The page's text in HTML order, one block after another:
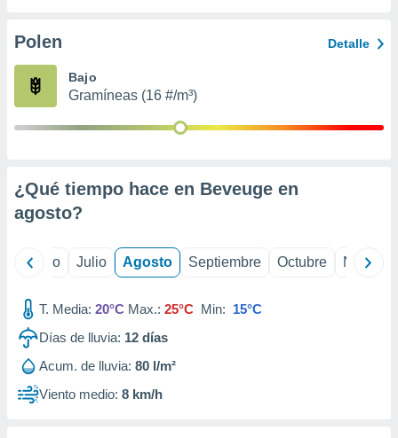
e
mediante
de
1199
Polen Detalle
Bajo
Gramíneas (16 #/m³)
¿Qué tiempo hace en Beveuge en
agosto?
Junio Julio Agosto Septiembre Octubre
T. Media: 20°C Max.: 25°C Min: 15°C
Días de lluvia: 12 días
Acum. de lluvia: 80 l/m²
Viento medio: 8 km/h